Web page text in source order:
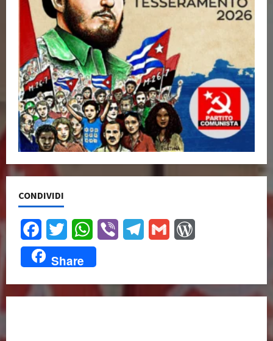
CONDIVIDI
FacebookTwitter WhatsApp
Viber TelegramGmail
Share